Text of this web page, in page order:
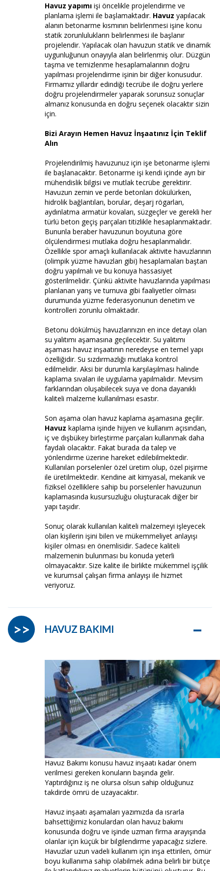
Havuz yapımı işi öncelikle projelendirme ve
planlama işlemi ile başlamaktadır. Havuz yapılacak
alanın betonarme kısmının belirlenmesi işine konu
statik zorunlulukların belirlenmesi ile başlanır
projelendir. Yapılacak olan havuzun statik ve dinamik
uygunluğunun onayıyla alan belirlenmiş olur. Düzgün
taşma ve temizlenme hesaplamalarının doğru
yapılması projelendirme işinin bir diğer konusudur.
Firmamız yıllardır edindiği tecrübe ile doğru yerlere
doğru projelendirmeler yaparak sorunsuz sonuçlar
almanız konusunda en doğru seçenek olacaktır sizin
için.
Bizi Arayın Hemen Havuz İnşaatınız İçin Teklif
Alın
Projelendirilmiş havuzunuz için işe betonarme işlemi
ile başlanacaktır. Betonarme işi kendi içinde ayrı bir
mühendislik bilgisi ve mutlak tecrübe gerektirir.
Havuzun zemin ve perde betonları dökülürken,
hidrolik bağlantıları, borular, deşarj rögarları,
aydınlatma armatür kovaları, süzgeçler ve gerekli her
türlü beton geçiş parçaları titizlikle hesaplanmaktadır.
Bununla beraber havuzunun boyutuna göre
ölçülendirmesi mutlaka doğru hesaplanmalıdır.
Özellikle spor amaçlı kullanılacak aktivite havuzlarının
(olimpik yüzme havuzları gibi) hesaplamaları baştan
doğru yapılmalı ve bu konuya hassasiyet
gösterilmelidir. Çünkü aktivite havuzlarında yapılması
planlanan yarış ve turnuva gibi faaliyetler olması
durumunda yüzme federasyonunun denetim ve
kontrolleri zorunlu olmaktadır.
Betonu dökülmüş havuzlarınızın en ince detayı olan
su yalıtımı aşamasına geçilecektir. Su yalıtımı
aşaması havuz inşaatının neredeyse en temel yapı
özelliğidir. Su sızdırmazlığı mutlaka kontrol
edilmelidir. Aksi bir durumla karşılaşılması halinde
kaplama sıvaları ile uygulama yapılmalıdır. Mevsim
farklarından oluşabilecek suya ve dona dayanıklı
kaliteli malzeme kullanılması esastır.
Son aşama olan havuz kaplama aşamasına geçilir.
Havuz kaplama işinde hijyen ve kullanım açısından,
iç ve dışbükey birleştirme parçaları kullanmak daha
faydalı olacaktır. Fakat burada da talep ve
yönlendirme üzerine hareket edilebilmektedir.
Kullanılan porselenler özel üretim olup, özel pişirme
ile üretilmektedir. Kendine ait kimyasal, mekanik ve
fiziksel özelliklere sahip bu porselenler havuzunun
kaplamasında kusursuzluğu oluşturacak diğer bir
yapı taşıdır.
Sonuç olarak kullanılan kaliteli malzemeyi işleyecek
olan kişilerin işini bilen ve mükemmeliyet anlayışı
kişiler olması en önemlisidir. Sadece kaliteli
malzemenin bulunması bu konuda yeterli
olmayacaktır. Size kalite ile birlikte mükemmel işçilik
ve kurumsal çalışan firma anlayışı ile hizmet
veriyoruz.
HAVUZ BAKIMI –
>>
Havuz Bakımı konusu havuz inşaatı kadar önem
verilmesi gereken konuların başında gelir.
Yaptırdığınız iş ne olursa olsun sahip olduğunuz
takdirde ömrü de uzayacaktır.
Havuz inşaatı aşamaları yazımızda da ısrarla
bahsettiğimiz konulardan olan havuz bakımı
konusunda doğru ve işinde uzman firma arayışında
olanlar için küçük bir bilgilendirme yapacağız sizlere.
Havuzlar uzun vadeli kullanım için inşa ettirilen, ömür
boyu kullanıma sahip olabilmek adına belirli bir bütçe